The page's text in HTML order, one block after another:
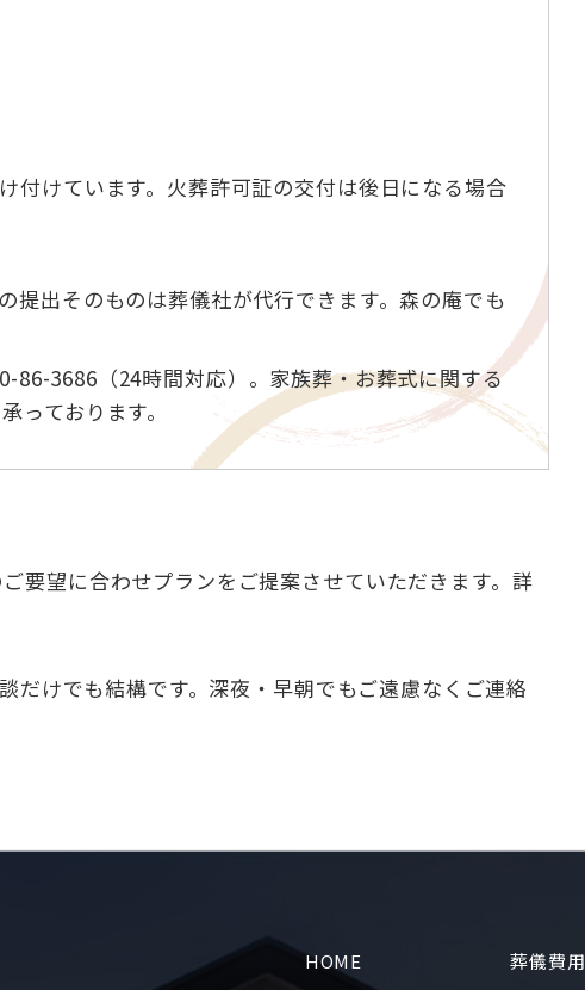
付けています。火葬許可証の交付は後日になる場合
提出そのものは葬儀社が代行できます。森の庵でも
86-3686（24時間対応）。家族葬・お葬式に関する
っております。
望に合わせプランをご提案させていただきます。詳
けでも結構です。深夜・早朝でもご遠慮なくご連絡
HOME 葬儀費用